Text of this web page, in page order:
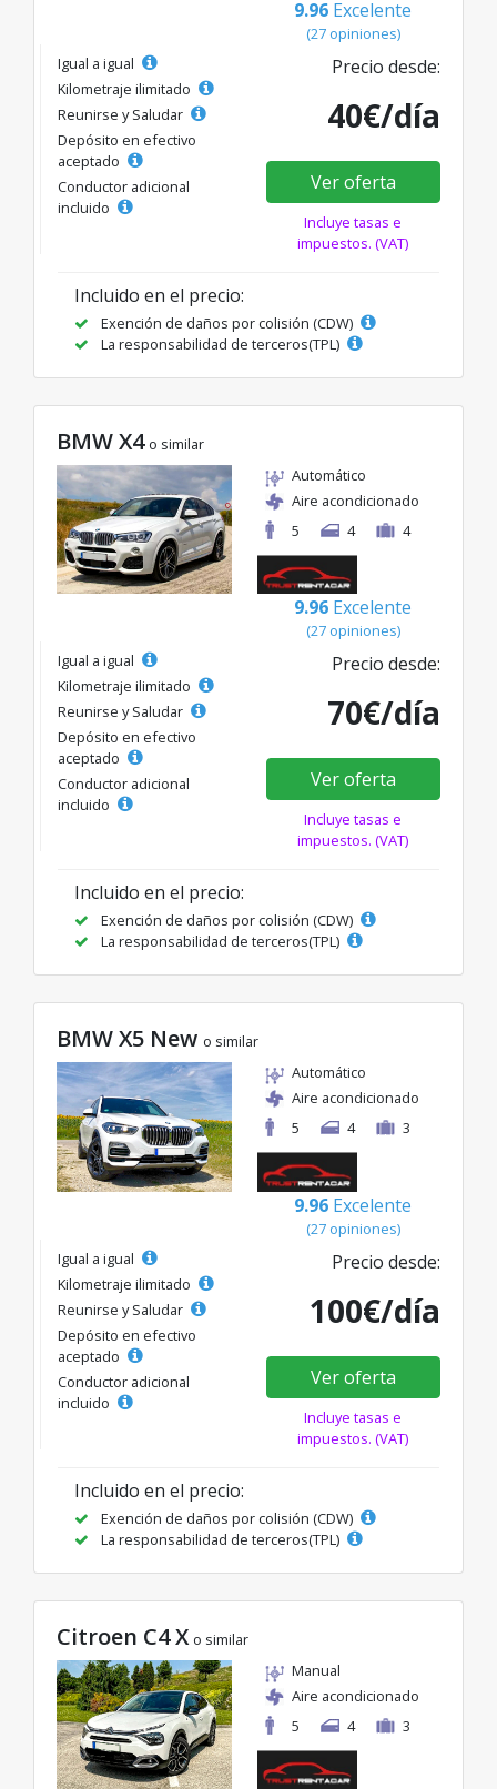
9.96 Excelente
(27 opiniones)
Igual a igual
Kilometraje ilimitado
Reunirse y Saludar
Depósito en efectivo
aceptado
Conductor adicional
incluido
Precio desde:
40€/día
Ver oferta
Incluye tasas e
impuestos. (VAT)
Incluido en el precio:
Exención de daños por colisión (CDW)
La responsabilidad de terceros(TPL)
BMW X4 o similar
Automático
Aire acondicionado
5
4 4
9.96 Excelente
(27 opiniones)
Igual a igual
Kilometraje ilimitado
Reunirse y Saludar
Depósito en efectivo
aceptado
Conductor adicional
incluido
Precio desde:
70€/día
Ver oferta
Incluye tasas e
impuestos. (VAT)
Incluido en el precio:
Exención de daños por colisión (CDW)
La responsabilidad de terceros(TPL)
BMW X5 New o similar
Automático
Aire acondicionado
5
4 3
9.96 Excelente
(27 opiniones)
Igual a igual
Kilometraje ilimitado
Reunirse y Saludar
Depósito en efectivo
aceptado
Conductor adicional
incluido
Precio desde:
100€/día
Ver oferta
Incluye tasas e
impuestos. (VAT)
Incluido en el precio:
Exención de daños por colisión (CDW)
La responsabilidad de terceros(TPL)
Citroen C4 X o similar
Manual
Aire acondicionado
5
4 3